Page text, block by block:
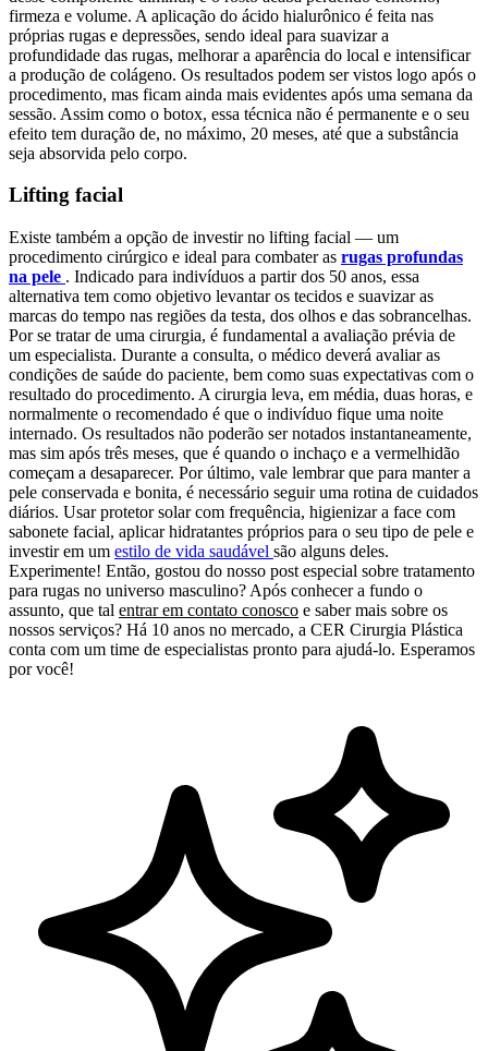
firmeza e volume. A aplicação do ácido hialurônico é feita nas
próprias rugas e depressões, sendo ideal para suavizar a
profundidade das rugas, melhorar a aparência do local e intensificar
a produção de colágeno. Os resultados podem ser vistos logo após o
procedimento, mas ficam ainda mais evidentes após uma semana da
sessão. Assim como o botox, essa técnica não é permanente e o seu
efeito tem duração de, no máximo, 20 meses, até que a substância
seja absorvida pelo corpo.
Lifting facial
Existe também a opção de investir no lifting facial — um
procedimento cirúrgico e ideal para combater as rugas profundas
na pele . Indicado para indivíduos a partir dos 50 anos, essa
alternativa tem como objetivo levantar os tecidos e suavizar as
marcas do tempo nas regiões da testa, dos olhos e das sobrancelhas.
Por se tratar de uma cirurgia, é fundamental a avaliação prévia de
um especialista. Durante a consulta, o médico deverá avaliar as
condições de saúde do paciente, bem como suas expectativas com o
resultado do procedimento. A cirurgia leva, em média, duas horas, e
normalmente o recomendado é que o indivíduo fique uma noite
internado. Os resultados não poderão ser notados instantaneamente,
mas sim após três meses, que é quando o inchaço e a vermelhidão
começam a desaparecer. Por último, vale lembrar que para manter a
pele conservada e bonita, é necessário seguir uma rotina de cuidados
diários. Usar protetor solar com frequência, higienizar a face com
sabonete facial, aplicar hidratantes próprios para o seu tipo de pele e
investir em um estilo de vida saudável são alguns deles.
Experimente! Então, gostou do nosso post especial sobre tratamento
para rugas no universo masculino? Após conhecer a fundo o
assunto, que tal entrar em contato conosco e saber mais sobre os
nossos serviços? Há 10 anos no mercado, a CER Cirurgia Plástica
conta com um time de especialistas pronto para ajudá-lo. Esperamos
por você!